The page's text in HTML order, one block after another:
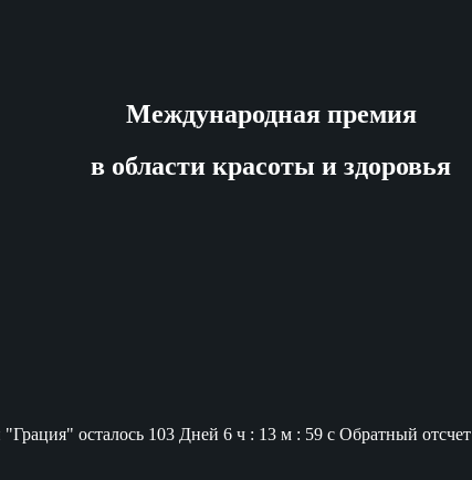
Международная премия
в области красоты и здоровья
осталось 103 Дней 6 ч : 13 м : 58 с Обратный отсчет